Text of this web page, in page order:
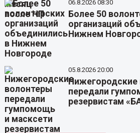
06.8.2026 08:30
Более 50
организаций
Нижнем
05.8.2026 20:00
Нижегородские
передали
резервистам